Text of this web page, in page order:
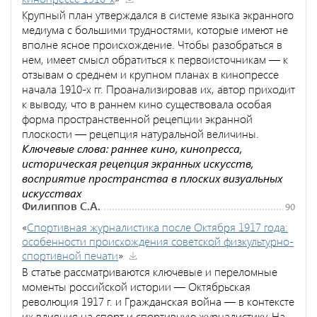
Крупный план утверждался в системе языка экранного
медиума с большими трудностями, которые имеют не
вполне ясное происхождение. Чтобы разобраться в
нем, имеет смысл обратиться к первоисточникам — к
отзывам о среднем и крупном планах в кинопрессе
начала 1910-х гг. Проанализировав их, автор приходит
к выводу, что в раннем кино существовала особая
форма пространственной рецепции экранной
плоскости — рецепция натуральной величины.
Ключевые слова: раннее кино, кинопресса,
историческая рецепция экранных искусств,
восприятие пространства в плоских визуальных
искусствах
Филиппов С.А.
90
«Спортивная журналистика после Октября 1917 года:
особенности происхождения советской физкультурно-
спортивной печати»
В статье рассматриваются ключевые и переломные
моменты российской истории — Октябрьская
революция 1917 г. и Гражданская война — в контексте